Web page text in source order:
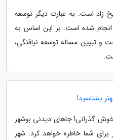
زاد است. به عبارت دیگر توسعه
انجام شده است. بر این اساس به
و تبیین مساله توسعه نیافتگی،
بشناسید!
گذرانی! جاهای دیدنی بوشهر
برای شما خاطره خواهد کرد. شهر